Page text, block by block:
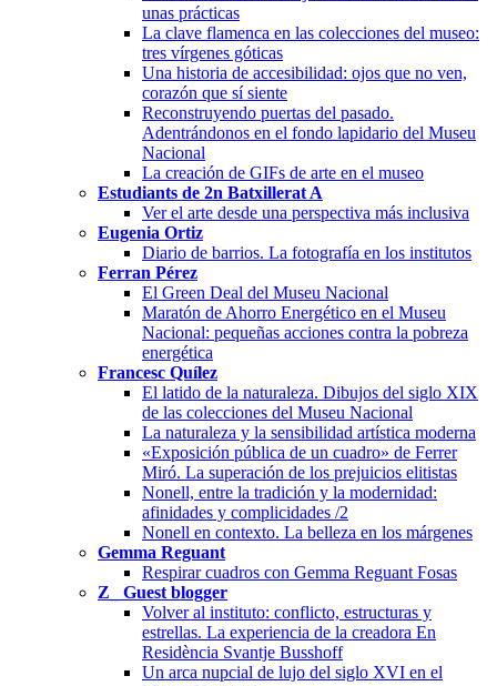
unas prácticas
La clave flamenca en las colecciones del museo:
tres vírgenes góticas
Una historia de accesibilidad: ojos que no ven,
corazón que sí siente
Reconstruyendo puertas del pasado.
Adentrándonos en el fondo lapidario del Museu
Nacional
La creación de GIFs de arte en el museo
Estudiants de 2n Batxillerat A
Ver el arte desde una perspectiva más inclusiva
Eugenia Ortiz
Diario de barrios. La fotografía en los institutos
Ferran Pérez
El Green Deal del Museu Nacional
Maratón de Ahorro Energético en el Museu
Nacional: pequeñas acciones contra la pobreza
energética
Francesc Quílez
El latido de la naturaleza. Dibujos del siglo XIX
de las colecciones del Museu Nacional
La naturaleza y la sensibilidad artística moderna
«Exposición pública de un cuadro» de Ferrer
Miró. La superación de los prejuicios elitistas
Nonell, entre la tradición y la modernidad:
afinidades y complicidades /2
Nonell en contexto. La belleza en los márgenes
Gemma Reguant
Respirar cuadros con Gemma Reguant Fosas
Z_ Guest blogger
Volver al instituto: conflicto, estructuras y
estrellas. La experiencia de la creadora En
Residència Svantje Busshoff
Un arca nupcial de lujo del siglo XVI en el